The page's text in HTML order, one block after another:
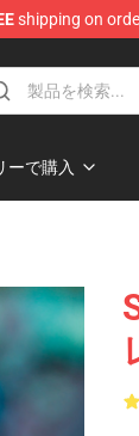
shipping on
ーで購入